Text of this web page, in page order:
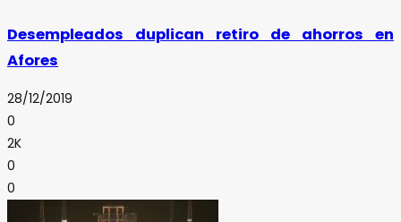
Desempleados duplican retiro de ahorros en
Afores
28/12/2019
0
2K
0
0